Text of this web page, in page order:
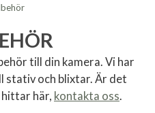
till din kamera. Vi har
stativ och blixtar. Är det
hittar här, kontakta oss.